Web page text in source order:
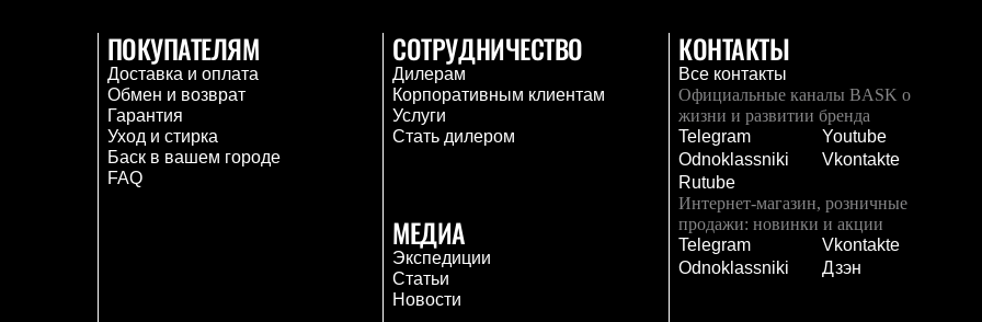
ПОКУПАТЕЛЯМ
Доставка и оплата
Обмен и возврат
Гарантия
Уход и стирка
Баск в вашем городе
FAQ
СОТРУДНИЧЕСТВО
Дилерам
Корпоративным клиентам
Услуги
Стать дилером
МЕДИА
Экспедиции
Статьи
Новости
КОНТАКТЫ
Все контакты
Официальные каналы BASK о
жизни и развитии бренда
Telegram
Youtube
Odnoklassniki
Vkontakte
Rutube
Интернет-магазин, розничные
продажи: новинки и акции
Telegram
Vkontakte
Odnoklassniki
Дзэн